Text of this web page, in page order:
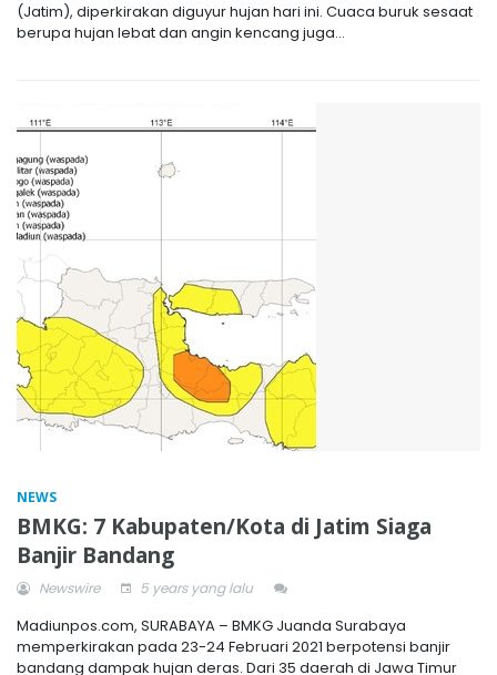
(Jatim), diperkirakan diguyur hujan hari ini. Cuaca buruk sesaat
berupa hujan lebat dan angin kencang juga...
NEWS
BMKG: 7 Kabupaten/Kota di Jatim Siaga
Banjir Bandang
Newswire 5 years yang lalu
Madiunpos.com, SURABAYA – BMKG Juanda Surabaya
memperkirakan pada 23-24 Februari 2021 berpotensi banjir
bandang dampak hujan deras. Dari 35 daerah di Jawa Timur